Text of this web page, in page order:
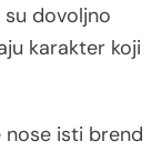
dovoljno
karakter koji
nose isti brend